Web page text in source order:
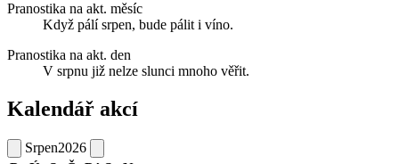
Pranostika na akt. měsíc
Když pálí srpen, bude pálit i víno.
Pranostika na akt. den
V srpnu již nelze slunci mnoho věřit.
Kalendář akcí
Srpen2026